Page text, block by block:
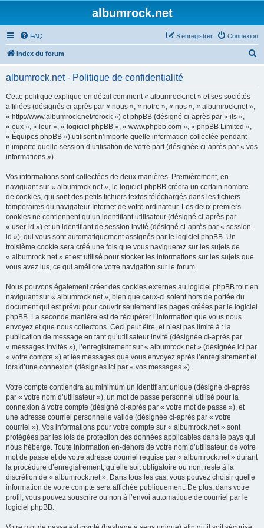
albumrock.net
FAQ Connexion
S’enregistrer
Index du forum
albumrock.net - Politique de confidentialité
Cette politique explique en détail comment « albumrock.net » et ses sociétés
affiliées (désignés ci-après par « nous », « notre », « nos », « albumrock.net »,
« http://www.albumrock.net/forock ») et phpBB (désigné ci-après par « ils »,
« eux », « leur », « logiciel phpBB », « www.phpbb.com », « phpBB Limited »,
« Équipes phpBB ») utilisent n’importe quelle information collectée pendant
n’importe quelle session d’utilisation de votre part (désignée ci-après par « vos
informations »).
Vos informations sont collectées de deux manières. Premièrement, en
naviguant sur « albumrock.net », le logiciel phpBB créera un certain nombre
de cookies, qui sont des petits fichiers textes téléchargés dans les fichiers
temporaires du navigateur Internet de votre ordinateur. Les deux premiers
cookies ne contiennent qu’un identifiant utilisateur (désigné ci-après par
« user-id ») et un identifiant de session invité (désigné ci-après par « session-
id »), qui vous sont automatiquement assignés par le logiciel phpBB. Un
troisième cookie sera créé une fois que vous naviguerez sur les sujets de
« albumrock.net » et est utilisé pour stocker les informations sur les sujets que
vous avez lus, ce qui améliore votre navigation sur le forum.
Nous pouvons également créer des cookies externes au logiciel phpBB tout en
naviguant sur « albumrock.net », bien que ceux-ci soient hors de portée du
document qui est prévu pour couvrir seulement les pages créées par le logiciel
phpBB. La seconde manière est de récupérer l’information que vous nous
envoyez et que nous collectons. Ceci peut être, et n’est pas limité à : la
publication de message en tant qu’utilisateur invité (désignée ci-après par
« messages invités »), l’enregistrement sur « albumrock.net » (désignée ici par
« votre compte ») et les messages que vous envoyez après l’enregistrement et
lors d’une connexion (désignés ici par « vos messages »).
Votre compte contiendra au minimum un identifiant unique (désigné ci-après
par « votre nom d’utilisateur »), un mot de passe personnel utilisé pour la
connexion à votre compte (désigné ci-après par « votre mot de passe »), et
une adresse courriel personnelle valide (désignée ci-après par « votre
courriel »). Vos informations pour votre compte sur « albumrock.net » sont
protégées par les lois de protection des données applicables dans le pays qui
nous héberge. Toute information en-dehors de votre nom d’utilisateur, de votre
mot de passe et de votre adresse courriel requise par « albumrock.net » durant
la procédure d’enregistrement, qu’elle soit obligatoire ou non, reste à la
discrétion de « albumrock.net ». Dans tous les cas, vous pouvez choisir quelle
information de votre compte sera affichée publiquement. De plus, dans votre
profil, vous pouvez souscrire ou non à l’envoi automatique de courriel par le
logiciel phpBB.